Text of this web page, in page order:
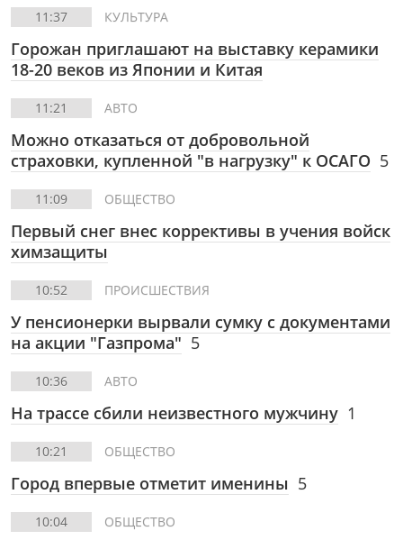
11:37 КУЛЬТУРА
Горожан приглашают на выставку керамики
18-20 веков из Японии и Китая
11:21 АВТО
Можно отказаться от добровольной
страховки, купленной "в нагрузку" к ОСАГО 5
11:09 ОБЩЕСТВО
Первый снег внес коррективы в учения войск
химзащиты
10:52 ПРОИСШЕСТВИЯ
У пенсионерки вырвали сумку с документами
на акции "Газпрома" 5
10:36 АВТО
На трассе сбили неизвестного мужчину 1
10:21 ОБЩЕСТВО
Город впервые отметит именины 5
10:04 ОБЩЕСТВО